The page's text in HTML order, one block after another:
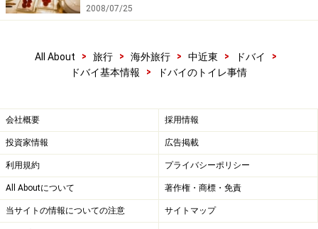
ドバイのトイレについているビデ
2008/07/25
All About > 旅行 > 海外旅行 > 中近東 > ドバイ
>
ドバイ基本情報
> ドバイのトイレ事情
会社概要 採用情報
投資家情報 広告掲載
利用規約 プライバシーポリシー
All Aboutについて 著作権・商標・免責
当サイトの情報についての注意 サイトマップ